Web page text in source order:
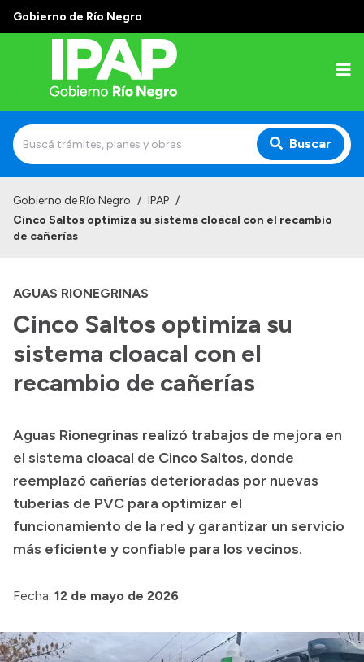
Gobierno de Río Negro
Buscar
Institucional
Autoridades
Alumnos
Docentes y Capacitadores
Delegaciones
Accesos directos
SIU GUARANÍ
SECUNDARIO
TECNICATURAS
Gobierno de Río Negro / IPAP /
Cinco Saltos optimiza su sistema cloacal con el recambio
de cañerías
AGUAS RIONEGRINAS
Cinco Saltos optimiza su
sistema cloacal con el
recambio de cañerías
Aguas Rionegrinas realizó trabajos de mejora en
el sistema cloacal de Cinco Saltos, donde
reemplazó cañerías deterioradas por nuevas
tuberías de PVC para optimizar el
funcionamiento de la red y garantizar un servicio
más eficiente y confiable para los vecinos.
Fecha: 12 de mayo de 2026